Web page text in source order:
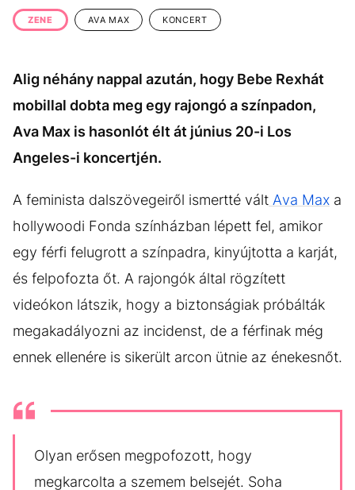
ÉLETMÓD DESIGN
VIDEÓ TÖRTÉNETEK
GASZTRO
ZENE AVA MAX KONCERT
Alig néhány nappal azután, hogy Bebe Rexhát
mobillal dobta meg egy rajongó a színpadon,
Ava Max is hasonlót élt át június 20-i Los
Angeles-i koncertjén.
A feminista dalszövegeiről ismertté vált Ava Max a
hollywoodi Fonda színházban lépett fel, amikor
egy férfi felugrott a színpadra, kinyújtotta a karját,
és felpofozta őt. A rajongók által rögzített
videókon látszik, hogy a biztonságiak próbálták
megakadályozni az incidenst, de a férfinak még
ennek ellenére is sikerült arcon ütnie az énekesnőt.
Olyan erősen megpofozott, hogy
megkarcolta a szemem belsejét. Soha